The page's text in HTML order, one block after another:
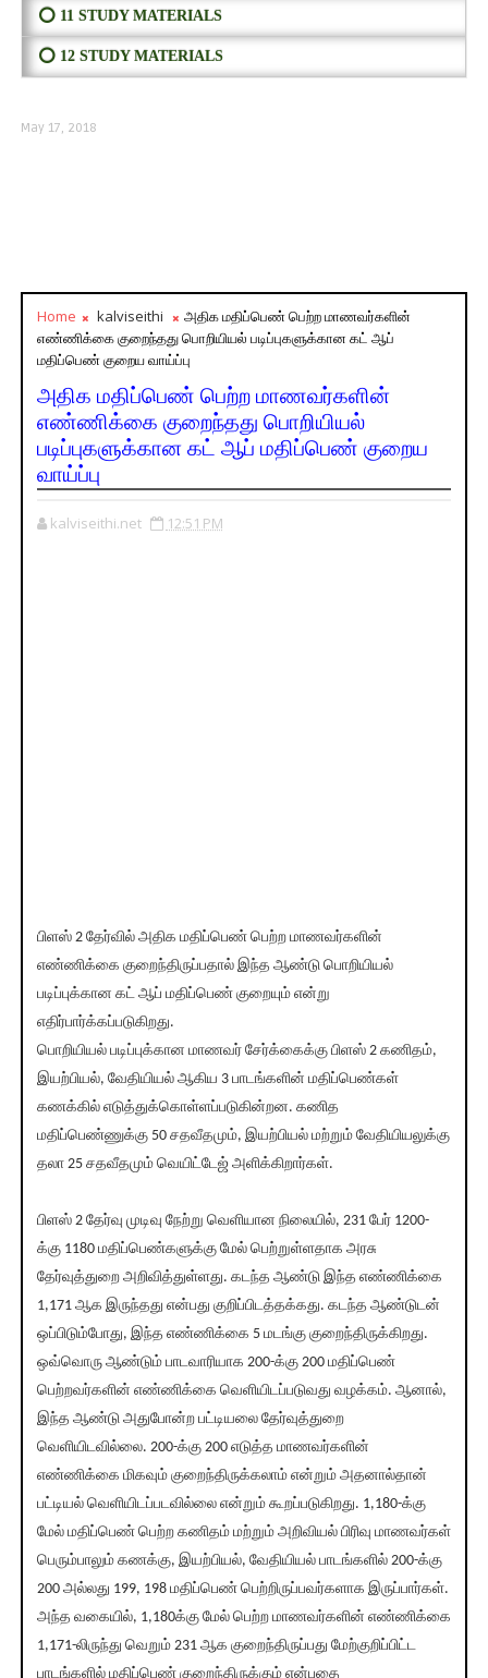
⭕ 11 STUDY MATERIALS
⭕ 12 STUDY MATERIALS
May 17, 2018
Home kalviseithi
அதிக மதிப்பெண் பெற்ற மாணவர்களின்
எண்ணிக்கை குறைந்தது பொறியியல் படிப்புகளுக்கான கட் ஆப்
மதிப்பெண் குறைய வாய்ப்பு
அதிக மதிப்பெண் பெற்ற மாணவர்களின்
எண்ணிக்கை குறைந்தது பொறியியல்
படிப்புகளுக்கான கட் ஆப் மதிப்பெண் குறைய
வாய்ப்பு
kalviseithi.net 12:51 PM
பிளஸ் 2 தேர்வில் அதிக மதிப்பெண் பெற்ற மாணவர்களின்
எண்ணிக்கை குறைந்திருப்பதால் இந்த ஆண்டு பொறியியல்
படிப்புக்கான கட் ஆப் மதிப்பெண் குறையும் என்று
எதிர்பார்க்கப்படுகிறது.
பொறியியல் படிப்புக்கான மாணவர் சேர்க்கைக்கு பிளஸ் 2 கணிதம்,
இயற்பியல், வேதியியல் ஆகிய 3 பாடங்களின் மதிப்பெண்கள்
கணக்கில் எடுத்துக்கொள்ளப்படுகின்றன. கணித
மதிப்பெண்ணுக்கு 50 சதவீதமும், இயற்பியல் மற்றும் வேதியியலுக்கு
தலா 25 சதவீதமும் வெயிட்டேஜ் அளிக்கிறார்கள்.
பிளஸ் 2 தேர்வு முடிவு நேற்று வெளியான நிலையில், 231 பேர் 1200-
க்கு 1180 மதிப்பெண்களுக்கு மேல் பெற்றுள்ளதாக அரசு
தேர்வுத்துறை அறிவித்துள்ளது. கடந்த ஆண்டு இந்த எண்ணிக்கை
1,171 ஆக இருந்தது என்பது குறிப்பிடத்தக்கது. கடந்த ஆண்டுடன்
ஒப்பிடும்போது, இந்த எண்ணிக்கை 5 மடங்கு குறைந்திருக்கிறது.
ஒவ்வொரு ஆண்டும் பாடவாரியாக 200-க்கு 200 மதிப்பெண்
பெற்றவர்களின் எண்ணிக்கை வெளியிடப்படுவது வழக்கம். ஆனால்,
இந்த ஆண்டு அதுபோன்ற பட்டியலை தேர்வுத்துறை
வெளியிடவில்லை. 200-க்கு 200 எடுத்த மாணவர்களின்
எண்ணிக்கை மிகவும் குறைந்திருக்கலாம் என்றும் அதனால்தான்
பட்டியல் வெளியிடப்படவில்லை என்றும் கூறப்படுகிறது. 1,180-க்கு
மேல் மதிப்பெண் பெற்ற கணிதம் மற்றும் அறிவியல் பிரிவு மாணவர்கள்
பெரும்பாலும் கணக்கு, இயற்பியல், வேதியியல் பாடங்களில் 200-க்கு
200 அல்லது 199, 198 மதிப்பெண் பெற்றிருப்பவர்களாக இருப்பார்கள்.
அந்த வகையில், 1,180க்கு மேல் பெற்ற மாணவர்களின் எண்ணிக்கை
1,171-லிருந்து வெறும் 231 ஆக குறைந்திருப்பது மேற்குறிப்பிட்ட
பாடங்களில் மதிப்பெண் குறைந்திருக்கும் என்பதை